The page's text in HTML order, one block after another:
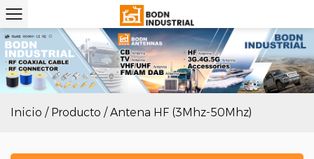
Inicio / Producto / Antena HF (3Mhz-50Mhz)